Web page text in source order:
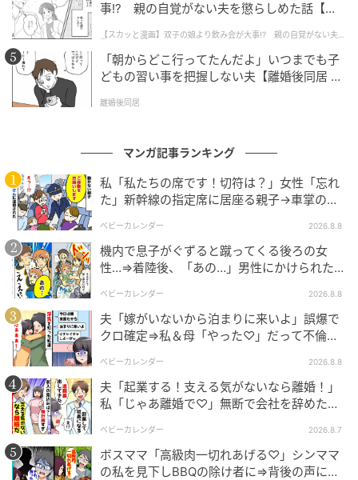
出典：select.mamastar.jp
「今が幸せならいいじゃない」確かにその通りです。
その通りなのですけれど……。お母さん、ハルミさんが
今欲しい言葉はそれではないのです。あなたが言いた
いことを言うのではなくて、ハルミさんが求めている
言葉で寄り添ってあげるのも、親子関係を構築するう
えで大切なのではないでしょうか。でもようやくハル
ミさんは、自分がこんなにも苦しんでいる原因が、ア
キナさんではなくてお母さんであったことに気がつい
たようですね。
※この漫画はママスタに寄せられた体験談やご意見を
元に作成しています。
元記事で読む
次の記事
事!? 親の自覚がない夫を懲らしめた話【第1
【スカッと漫画】双子の娘より飲み会が大事!? 親の自覚がない夫を
懲らしめた話
「朝からどこ行ってたんだよ」いつまでも子
どもの習い事を把握しない夫【離婚後同居 Vo
離婚後同居
マンガ記事ランキング
私「私たちの席です！切符は？」女性「忘れ
た」新幹線の指定席に居座る親子→車掌の注
ベビーカレンダー 2026.8.8
機内で息子がぐずると蹴ってくる後ろの女
性…⇒着陸後、「あの…」男性にかけられた驚
ベビーカレンダー 2026.8.8
夫「嫁がいないから泊まりに来いよ」誤爆で
クロ確定⇒私＆母「やった♡」だって不倫相
ベビーカレンダー 2026.8.8
夫「起業する！支える気がないなら離婚！」
私「じゃあ離婚で♡」無断で会社を辞めた元
ベビーカレンダー 2026.8.7
ボスママ「高級肉一切れあげる♡」シンママ
の私を見下しBBQの除け者に⇒背後の声に突